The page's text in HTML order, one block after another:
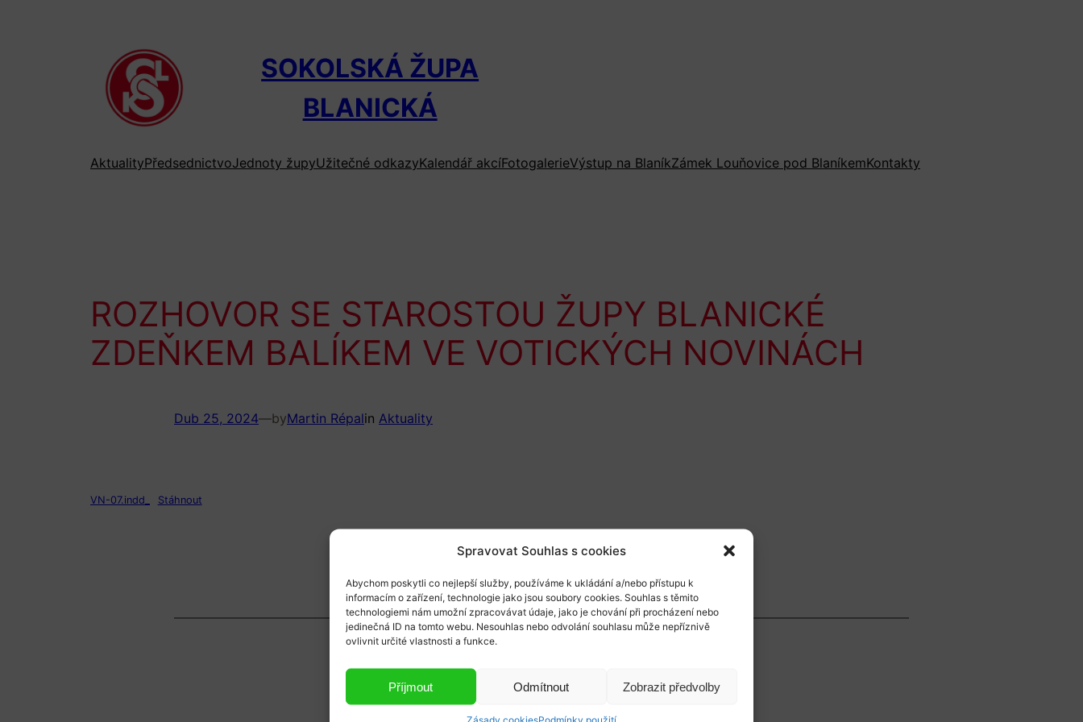
Spravovat Souhlas s cookies
Abychom poskytli co nejlepší služby, používáme k ukládání a/nebo přístupu k
informacím o zařízení, technologie jako jsou soubory cookies. Souhlas s těmito
technologiemi nám umožní zpracovávat údaje, jako je chování při procházení nebo
jedinečná ID na tomto webu. Nesouhlas nebo odvolání souhlasu může nepříznivě
ovlivnit určité vlastnosti a funkce.
Příjmout Odmítnout Zobrazit předvolby
Zásady cookiesPodmínky použití
SOKOLSKÁ ŽUPA
BLANICKÁ
AktualityPředsednictvoJednoty župyUžitečné odkazyKalendář akcíFotogalerieVýstup na BlaníkZámek Louňovice pod BlaníkemKontakty
ROZHOVOR SE STAROSTOU ŽUPY BLANICKÉ
ZDEŇKEM BALÍKEM VE VOTICKÝCH NOVINÁCH
Dub 25, 2024—byMartin Répalin Aktuality
VN-07.indd_ Stáhnout